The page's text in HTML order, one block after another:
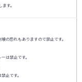
す。
の恐れもありますので禁止です。
は禁止です。
止です。